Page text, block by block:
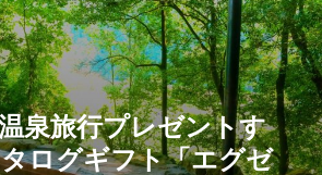
泉旅行プレゼントす
ログギフト「エグゼ